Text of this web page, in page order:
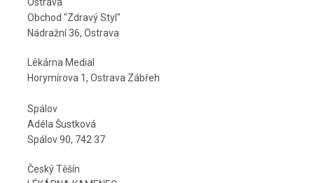
Obchod "Zdravý Styl"
Nádražní 36, Ostrava
Lékárna Medial
Horymírova 1, Ostrava Zábřeh
Spálov
Adéla Šustková
Spálov 90, 742 37
Český Těšín